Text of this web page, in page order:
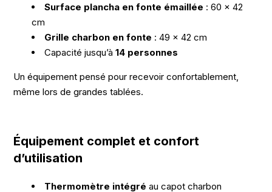
Surface plancha en fonte émaillée : 60 x 42
cm
Grille charbon en fonte : 49 x 42 cm
Capacité jusqu’à14 personnes
Un équipement pensé pour recevoir confortablement,
même lors de grandes tablées.
Équipement complet et confort
d’utilisation
Thermomètre intégré au capot charbon